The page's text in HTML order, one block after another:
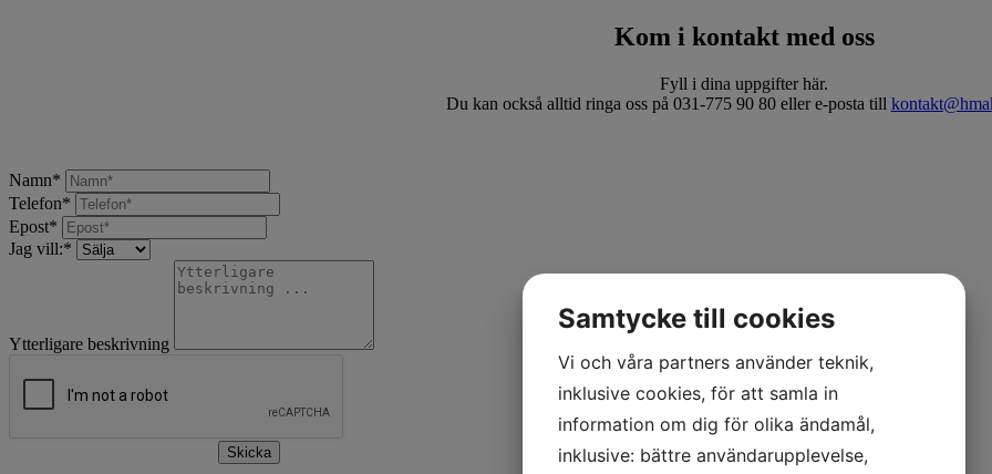
Kom i kontakt med oss
Fyll i dina uppgifter här.
Du kan också alltid ringa oss på 031-775 90 80 eller e-posta till
Namn*
Telefon*
Epost*
Jag vill:*
Ytterligare beskrivning
Skicka
Samtycke till cookies
Vi och våra partners använder teknik,
inklusive cookies, för att samla in
information om dig för olika ändamål,
inklusive: bättre användarupplevelse,